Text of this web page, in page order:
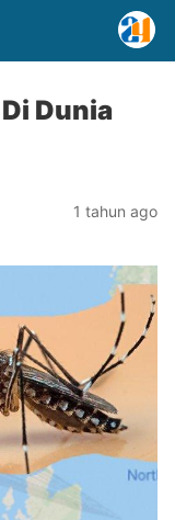
Dunia
1 tahun ago